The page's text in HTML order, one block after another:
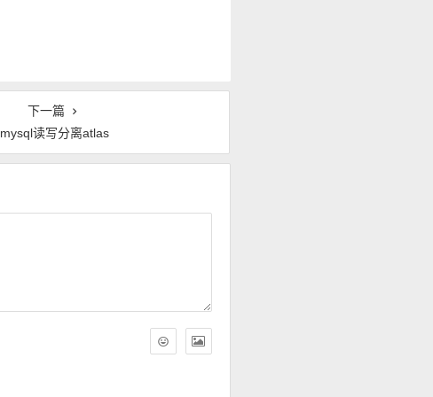
下一篇
mysql读写分离atlas